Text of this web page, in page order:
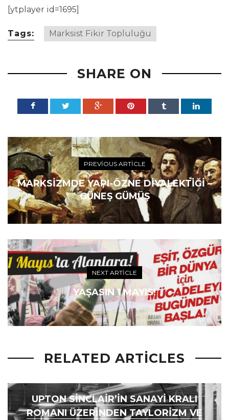
[ytplayer id=1695]
Tags: Marksist Fikir Topluluğu
SHARE ON
PREVIOUS ARTICLE
MARKSIZMDE YAPI-ÖZNE DIYALEKTIĞI –
GÜNEŞ GÜMÜŞ
NEXT ARTICLE
YAŞASIN 1 MAYIS!
RELATED ARTICLES
UPTON SINCLAIR’IN SANAYI KRALI
ROMANI ÜZERINDEN TAYLORIZM VE